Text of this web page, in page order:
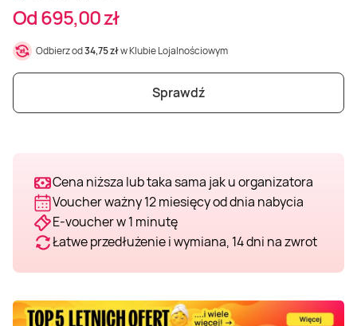
Od 695,00 zł
Odbierz od34,75 złw Klubie Lojalnościowym
Sprawdź
Cena niższa lub taka sama jak u organizatora
Voucher ważny 12 miesięcy od dnia nabycia
E-voucher w 1 minutę
Łatwe przedłużenie i wymiana, 14 dni na zwrot